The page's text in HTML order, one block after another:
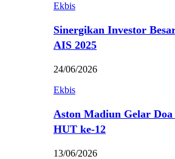
Ekbis
Sinergikan Investor
AIS 2025
24/06/2026
Ekbis
Aston Madiun Gelar
HUT ke-12
13/06/2026